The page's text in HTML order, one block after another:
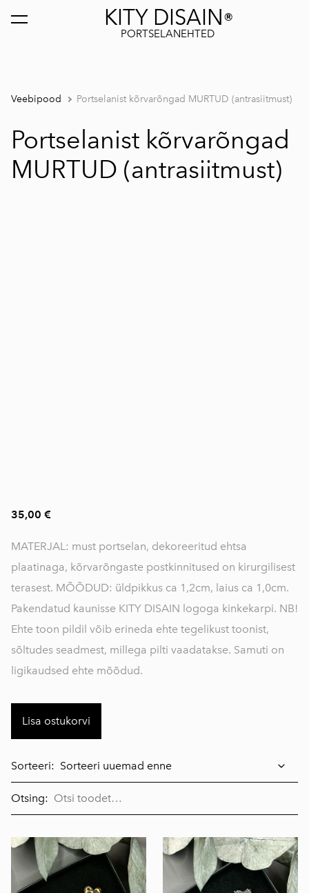
KITY DISAIN®
PORTSELANEHTED
lisati ostukorvi. Vaata ostukorvi
Veebipood Portselanist kõrvarõngad MURTUD (antrasiitmust)
Portselanist kõrvarõngad
MURTUD (antrasiitmust)
35,00 €
MATERJAL: must portselan, dekoreeritud ehtsa
plaatinaga, kõrvarõngaste postkinnitused on kirurgilisest
terasest. MÕÕDUD: üldpikkus ca 1,2cm, laius ca 1,0cm.
Pakendatud kaunisse KITY DISAIN logoga kinkekarpi. NB!
Ehte toon pildil võib erineda ehte tegelikust toonist,
sõltudes seadmest, millega pilti vaadatakse. Samuti on
ligikaudsed ehte mõõdud.
Lisa ostukorvi
Sorteeri:
Otsing: